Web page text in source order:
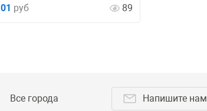
01 руб 89
Все города Напишите нам